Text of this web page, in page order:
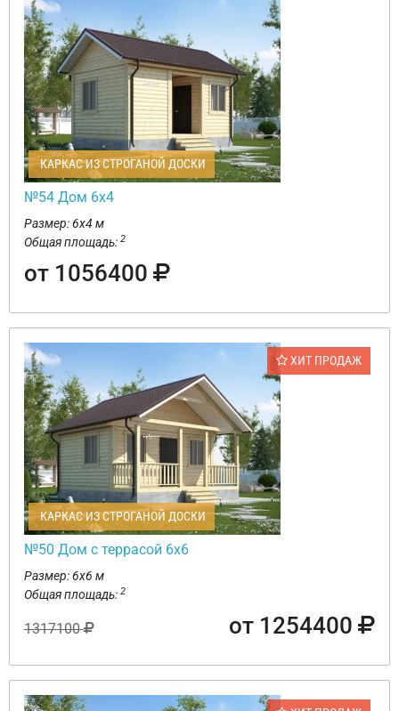
КАРКАС ИЗ СТРОГАНОЙ ДОСКИ
№54 Дом 6х4
Размер: 6х4 м
Общая площадь: 2
от 1056400
ХИТ ПРОДАЖ
КАРКАС ИЗ СТРОГАНОЙ ДОСКИ
№50 Дом с террасой 6х6
Размер: 6х6 м
Общая площадь: 2
1317100 от 1254400